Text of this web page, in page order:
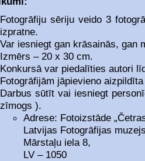
Fotogrāfiju sēriju veido 3
izpratne.
Var iesniegt gan krāsainās, gan
Izmērs – 20 x 30 cm.
Konkursā var piedalīties autori
Fotogrāfijām jāpievieno
Darbus sūtīt vai iesniegt
zīmogs ).
Adrese: Fotoizstāde
Latvijas Fotogrāfijas
Mārstaļu iela 8,
LV – 1050